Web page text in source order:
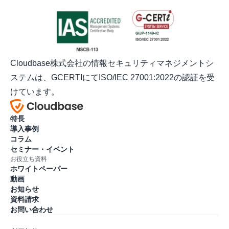
Cloudbase株式会社の情報セキュリティマネジメントシ
ステムは、GCERTIにてISO/IEC 27001:2022の認証を受
けています。
特長
導入事例
コラム
セミナー・イベント
お役立ち資料
ホワイトペーパー
動画
お知らせ
資料請求
お問い合わせ